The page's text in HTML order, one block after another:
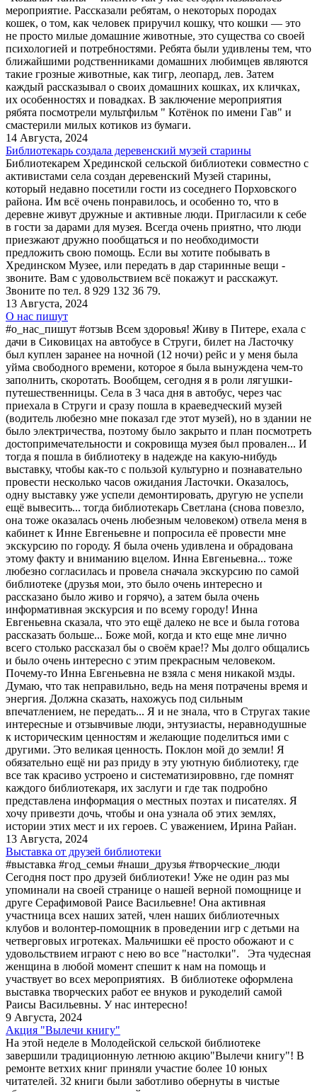
мероприятие. Рассказали ребятам, о некоторых породах
кошек, о том, как человек приручил кошку, что кошки — это
не просто милые домашние животные, это существа со своей
психологией и потребностями. Ребята были удивлены тем, что
ближайшими родственниками домашних любимцев являются
такие грозные животные, как тигр, леопард, лев. Затем
каждый рассказывал о своих домашних кошках, их кличках,
их особенностях и повадках. В заключение мероприятия
рябята посмотрели мультфильм " Котёнок по имени Гав" и
смастерили милых котиков из бумаги.
14 Августа, 2024
Библиотекарь создала деревенский музей старины
Библиотекарем Хрединской сельской библиотеки совместно с
активистами села создан деревенский Музей старины,
который недавно посетили гости из соседнего Порховского
района. Им всё очень понравилось, и особенно то, что в
деревне живут дружные и активные люди. Пригласили к себе
в гости за дарами для музея. Всегда очень приятно, что люди
приезжают дружно пообщаться и по необходимости
предложить свою помощь. Если вы хотите побывать в
Хрединском Музее, или передать в дар старинные вещи -
звоните. Вам с удовольствием всё покажут и расскажут.
Звоните по тел. 8 929 132 36 79.
13 Августа, 2024
О нас пишут
#о_нас_пишут #отзыв Всем здоровья! Живу в Питере, ехала с
дачи в Сиковицах на автобусе в Струги, билет на Ласточку
был куплен заранее на ночной (12 ночи) рейс и у меня была
уйма свободного времени, которое я была вынуждена чем-то
заполнить, скоротать. Вообщем, сегодня я в роли лягушки-
путешественницы. Села в 3 часа дня в автобус, через час
приехала в Струги и сразу пошла в краеведческий музей
(водитель любезно мне показал где этот музей), но в здании не
было электричества, поэтому было закрыто и план посмотреть
достопримечательности и сокровища музея был провален... И
тогда я пошла в библиотеку в надежде на какую-нибудь
выставку, чтобы как-то с пользой культурно и познавательно
провести несколько часов ожидания Ласточки. Оказалось,
одну выставку уже успели демонтировать, другую не успели
ещё вывесить... тогда библиотекарь Светлана (снова повезло,
она тоже оказалась очень любезным человеком) отвела меня в
кабинет к Инне Евгеньевне и попросила её провести мне
экскурсию по городу. Я была очень удивлена и обрадована
этому факту и вниманию вцелом. Инна Евгеньевна... тоже
любезно согласилась и провела сначала экскурсию по самой
библиотеке (друзья мои, это было очень интересно и
рассказано было живо и горячо), а затем была очень
информативная экскурсия и по всему городу! Инна
Евгеньевна сказала, что это ещё далеко не все и была готова
рассказать больше... Боже мой, когда и кто еще мне лично
всего столько рассказал бы о своём крае!? Мы долго общались
и было очень интересно с этим прекрасным человеком.
Почему-то Инна Евгеньевна не взяла с меня никакой мзды.
Думаю, что так неправильно, ведь на меня потрачены время и
энергия. Должна сказать, нахожусь под сильным
впечатлением, не передать... Я и не знала, что в Стругах такие
интересные и отзывчивые люди, энтузиасты, неравнодушные
к историческим ценностям и желающие поделиться ими с
другими. Это великая ценность. Поклон мой до земли! Я
обязательно ещё ни раз приду в эту уютную библиотеку, где
все так красиво устроено и систематизироввно, где помнят
каждого библиотекаря, их заслуги и где так подробно
представлена информация о местных поэтах и писателях. Я
хочу привезти дочь, чтобы и она узнала об этих землях,
истории этих мест и их героев. С уважением, Ирина Райан.
13 Августа, 2024
Выставка от друзей библиотеки
#выставка #год_семьи #наши_друзья #творческие_люди
Сегодня пост про друзей библиотеки! Уже не один раз мы
упоминали на своей странице о нашей верной помощнице и
друге Серафимовой Раисе Васильевне! Она активная
участница всех наших затей, член наших библиотечных
клубов и волонтер-помощник в проведении игр с детьми на
четверговых игротеках. Мальчишки её просто обожают и с
удовольствием играют с нею во все "настолки". Эта чудесная
женщина в любой момент спешит к нам на помощь и
участвует во всех мероприятиях. В библиотеке оформлена
выставка творческих работ ее внуков и рукоделий самой
Раисы Васильевны. У нас интересно!
9 Августа, 2024
Акция "Вылечи книгу"
На этой неделе в Молодейской сельской библиотеке
завершили традиционную летнюю акцию"Вылечи книгу"! В
ремонте ветхих книг приняли участие более 10 юных
читателей. 32 книги были заботливо обернуты в чистые